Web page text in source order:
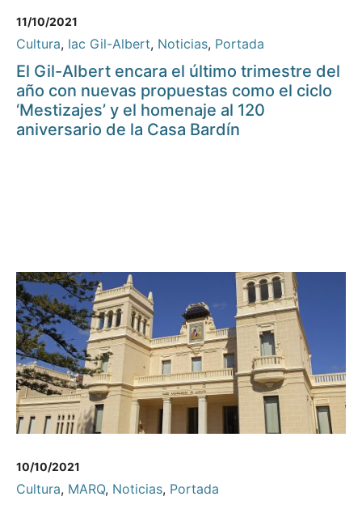
11/10/2021
Cultura, Iac Gil-Albert, Noticias, Portada
El Gil-Albert encara el último trimestre del
año con nuevas propuestas como el ciclo
‘Mestizajes’ y el homenaje al 120
aniversario de la Casa Bardín
10/10/2021
Cultura, MARQ, Noticias, Portada